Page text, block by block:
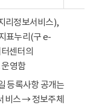
리정보서비스),
표누리(구 e-
센터의
영함
등록사항 공개는
비스 → 정보주체